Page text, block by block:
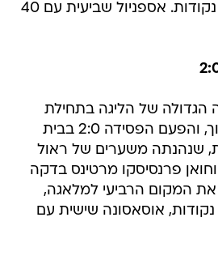
הרביעי בליגה עם 47 נקודות. אספניול שביעית עם 40
הגדולה של הליגה בתחילת
העונה ממשיכה לדעוך, והפעם הפסידה 2:0 בבית
שנהנתה משערים של ראול
גארסיה בדקה ה-16 וחואן פרנסיסקו מרטינס בדקה
את המקום הרביעי למלאגה,
אוסאסונה שישית עם